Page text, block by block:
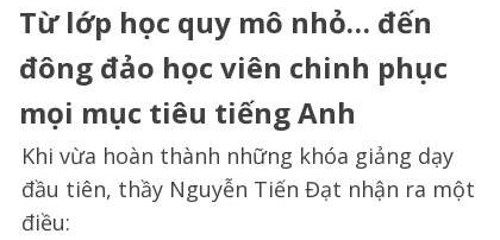
Từ lớp học quy mô nhỏ… đến
đông đảo học viên chinh phục
mọi mục tiêu tiếng Anh
Khi vừa hoàn thành những khóa giảng dạy
đầu tiên, thầy Nguyễn Tiến Đạt nhận ra một
điều: